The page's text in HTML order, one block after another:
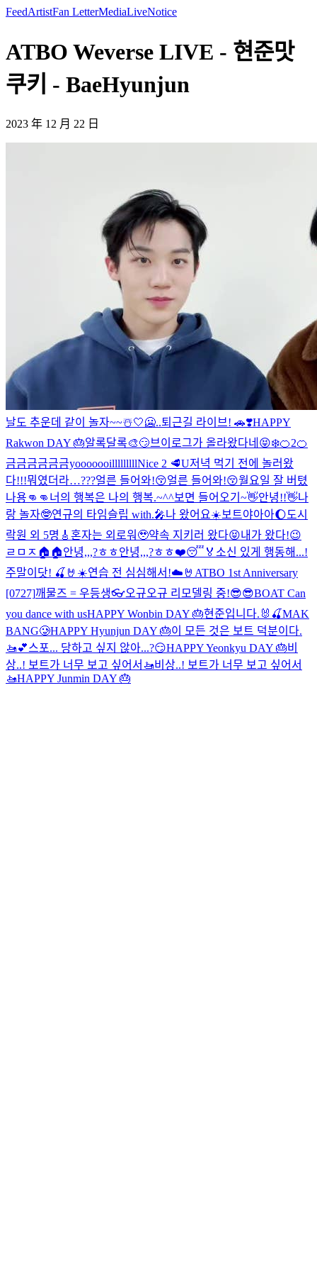
FeedArtistFan LetterMediaLiveNotice
ATBO Weverse LIVE - 현준맛
쿠키 - BaeHyunjun
2023 年 12 月 22 日
날도 추운데 같이 놀자~~☃️🤍🥶..퇴근길 라이브! 🚗❣️HAPPY
Rakwon DAY 🎂알록달록🎨😏브이로그가 올라왔다네😝❄️🍊2🍊
금금금금금금yooooooilllllllllNice 2 🥩U저녁 먹기 전에 놀러왔
다!!!뭐였더라…???얼른 들어와!😚얼른 들어와!😚월요일 잘 버텼
나용👊👊 너의 행복은 나의 행복.~^^보면 들어오기~👋안녕!!👋나
랑 놀자🤓연규의 타임슬립 with.🎤나 왔어요☀️보트야아아🌔도시
락원 외 5명🎸 혼자는 외로워🥹약속 지키러 왔다😝내가 왔다!😉
ㄹㅁㅈ🏠🏠안녕,,,?ㅎㅎ안녕,,,?ㅎㅎ❤️😴🏅 소신 있게 행동해...!
주말이닷! 🍒🤘☀️연습 전 심심해서!☁️🤘 ATBO 1st Anniversary
[0727]깨물즈 = 우등생👓오규오규 리모델링 중!😎😎BOAT Can
you dance with usHAPPY Wonbin DAY 🎂현준입니다.🐰🍒MAK
BANG🥲HAPPY Hyunjun DAY 🎂이 모든 것은 보트 덕분이다.
🚤💕스포... 당하고 싶지 않아...?😏HAPPY Yeonkyu DAY 🎂비
상..! 보트가 너무 보고 싶어서🚤비상..! 보트가 너무 보고 싶어서
🚤HAPPY Junmin DAY 🎂